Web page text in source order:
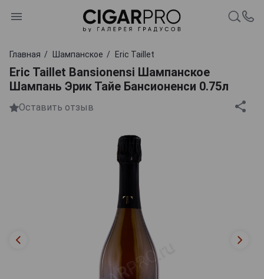
Главная Шампанское Eric Taillet
Eric Taillet Bansionensi Шампанское
Шампань Эрик Тайе Бансионенси 0.75л
Оставить отзыв